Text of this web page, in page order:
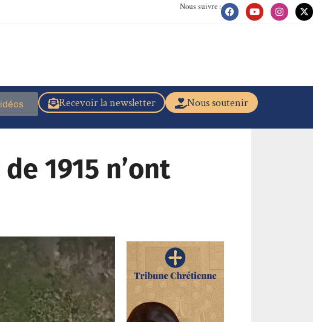
Nous suivre :
Nous soutenir
Recevoir la newsletter
1915 n’ont